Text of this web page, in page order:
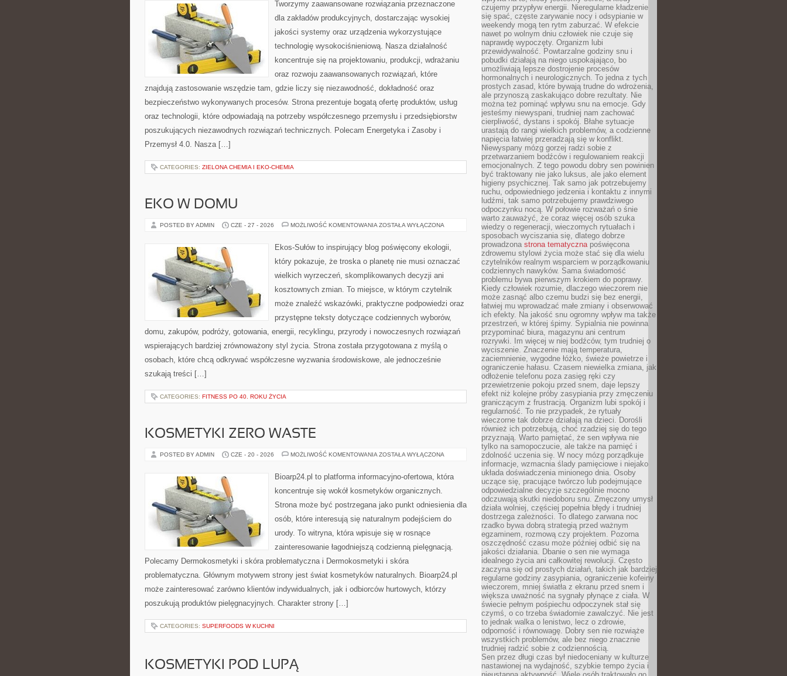
Tworzymy zaawansowane rozwiązania przeznaczone
dla zakładów produkcyjnych, dostarczając wysokiej
jakości systemy oraz urządzenia wykorzystujące
technologię wysokociśnieniową. Nasza działalność
koncentruje się na projektowaniu, produkcji, wdrażaniu
oraz rozwoju zaawansowanych rozwiązań, które
znajdują zastosowanie wszędzie tam, gdzie liczy się niezawodność, dokładność oraz
bezpieczeństwo wykonywanych procesów. Strona prezentuje bogatą ofertę produktów, usług
oraz technologii, które odpowiadają na potrzeby współczesnego przemysłu i przedsiębiorstw
poszukujących niezawodnych rozwiązań technicznych. Polecam Energetyka i Zasoby i
Przemysł 4.0. Nasza […]
CATEGORIES: ZIELONA CHEMIA I EKO-CHEMIA
EKO W DOMU
POSTED BY ADMIN CZE - 27 - 2026 MOŻLIWOŚĆ KOMENTOWANIA EKO
ZOSTAŁA WYŁĄCZONA
Ekos-Sułów to inspirujący blog poświęcony ekologii,
który pokazuje, że troska o planetę nie musi oznaczać
wielkich wyrzeczeń, skomplikowanych decyzji ani
kosztownych zmian. To miejsce, w którym czytelnik
może znaleźć wskazówki, praktyczne podpowiedzi oraz
przystępne teksty dotyczące codziennych wyborów,
domu, zakupów, podróży, gotowania, energii, recyklingu, przyrody i nowoczesnych rozwiązań
wspierających bardziej zrównoważony styl życia. Strona została przygotowana z myślą o
osobach, które chcą odkrywać współczesne wyzwania środowiskowe, ale jednocześnie
szukają treści […]
CATEGORIES: FITNESS PO 40. ROKU ŻYCIA
KOSMETYKI ZERO WASTE
POSTED BY ADMIN CZE - 20 - 2026 MOŻLIWOŚĆ KOMENTOWANIA KOSMETYKI
ZOSTAŁA WYŁĄCZONA
Bioarp24.pl to platforma informacyjno-ofertowa, która
koncentruje się wokół kosmetyków organicznych.
Strona może być postrzegana jako punkt odniesienia dla
osób, które interesują się naturalnym podejściem do
urody. To witryna, która wpisuje się w rosnące
zainteresowanie łagodniejszą codzienną pielęgnacją.
Polecamy Dermokosmetyki i skóra problematyczna i Dermokosmetyki i skóra
problematyczna. Głównym motywem strony jest świat kosmetyków naturalnych. Bioarp24.pl
może zainteresować zarówno klientów indywidualnych, jak i odbiorców hurtowych, którzy
poszukują produktów pielęgnacyjnych. Charakter strony […]
CATEGORIES: SUPERFOODS W KUCHNI
KOSMETYKI POD LUPĄ
czujemy przypływ energii. Nieregularne kładzenie
się spać, częste zarywanie nocy i odsypianie w
weekendy mogą ten rytm zaburzać. W efekcie
nawet po wolnym dniu człowiek nie czuje się
naprawdę wypoczęty. Organizm lubi
przewidywalność. Powtarzalne godziny snu i
pobudki działają na niego uspokajająco, bo
umożliwiają lepsze dostrojenie procesów
hormonalnych i neurologicznych. To jedna z tych
prostych zasad, które bywają trudne do wdrożenia,
ale przynoszą zaskakująco dobre rezultaty. Nie
można też pominąć wpływu snu na emocje. Gdy
jesteśmy niewyspani, trudniej nam zachować
cierpliwość, dystans i spokój. Błahe sytuacje
urastają do rangi wielkich problemów, a codzienne
napięcia łatwiej przeradzają się w konflikt.
Niewyspany mózg gorzej radzi sobie z
przetwarzaniem bodźców i regulowaniem reakcji
emocjonalnych. Z tego powodu dobry sen powinien
być traktowany nie jako luksus, ale jako element
higieny psychicznej. Tak samo jak potrzebujemy
ruchu, odpowiedniego jedzenia i kontaktu z innymi
ludźmi, tak samo potrzebujemy prawdziwego
odpoczynku nocą. W połowie rozważań o śnie
warto zauważyć, że coraz więcej osób szuka
wiedzy o regeneracji, wieczornych rytuałach i
sposobach wyciszania się, dlatego dobrze
prowadzona strona tematycznapoświęcona
zdrowemu stylowi życia może stać się dla wielu
czytelników realnym wsparciem w porządkowaniu
codziennych nawyków. Sama świadomość
problemu bywa pierwszym krokiem do poprawy.
Kiedy człowiek rozumie, dlaczego wieczorem nie
może zasnąć albo czemu budzi się bez energii,
łatwiej mu wprowadzać małe zmiany i obserwować
ich efekty. Na jakość snu ogromny wpływ ma także
przestrzeń, w której śpimy. Sypialnia nie powinna
przypominać biura, magazynu ani centrum
rozrywki. Im więcej w niej bodźców, tym trudniej o
wyciszenie. Znaczenie mają temperatura,
zaciemnienie, wygodne łóżko, świeże powietrze i
ograniczenie hałasu. Czasem niewielka zmiana, jak
odłożenie telefonu poza zasięg ręki czy
przewietrzenie pokoju przed snem, daje lepszy
efekt niż kolejne próby zasypiania przy zmęczeniu
graniczącym z frustracją. Organizm lubi spokój i
regularność. To nie przypadek, że rytuały
wieczorne tak dobrze działają na dzieci. Dorośli
również ich potrzebują, choć rzadziej się do tego
przyznają. Warto pamiętać, że sen wpływa nie
tylko na samopoczucie, ale także na pamięć i
zdolność uczenia się. W nocy mózg porządkuje
informacje, wzmacnia ślady pamięciowe i niejako
układa doświadczenia minionego dnia. Osoby
uczące się, pracujące twórczo lub podejmujące
odpowiedzialne decyzje szczególnie mocno
odczuwają skutki niedoboru snu. Zmęczony umysł
działa wolniej, częściej popełnia błędy i trudniej
dostrzega zależności. To dlatego zarwana noc
rzadko bywa dobrą strategią przed ważnym
egzaminem, rozmową czy projektem. Pozorna
oszczędność czasu może później odbić się na
jakości działania. Dbanie o sen nie wymaga
idealnego życia ani całkowitej rewolucji. Często
zaczyna się od prostych działań, takich jak bardziej
regularne godziny zasypiania, ograniczenie kofeiny
wieczorem, mniej światła z ekranu przed snem i
większa uważność na sygnały płynące z ciała. W
świecie pełnym pośpiechu odpoczynek stał się
czymś, o co trzeba świadomie zawalczyć. Nie jest
to jednak walka o lenistwo, lecz o zdrowie,
odporność i równowagę. Dobry sen nie rozwiąże
wszystkich problemów, ale bez niego znacznie
trudniej radzić sobie z codziennością.
Sen przez długi czas był niedoceniany w kulturze
nastawionej na wydajność, szybkie tempo życia i